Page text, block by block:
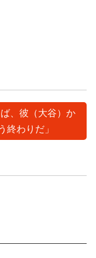
、彼（大谷）か
終わりだ」